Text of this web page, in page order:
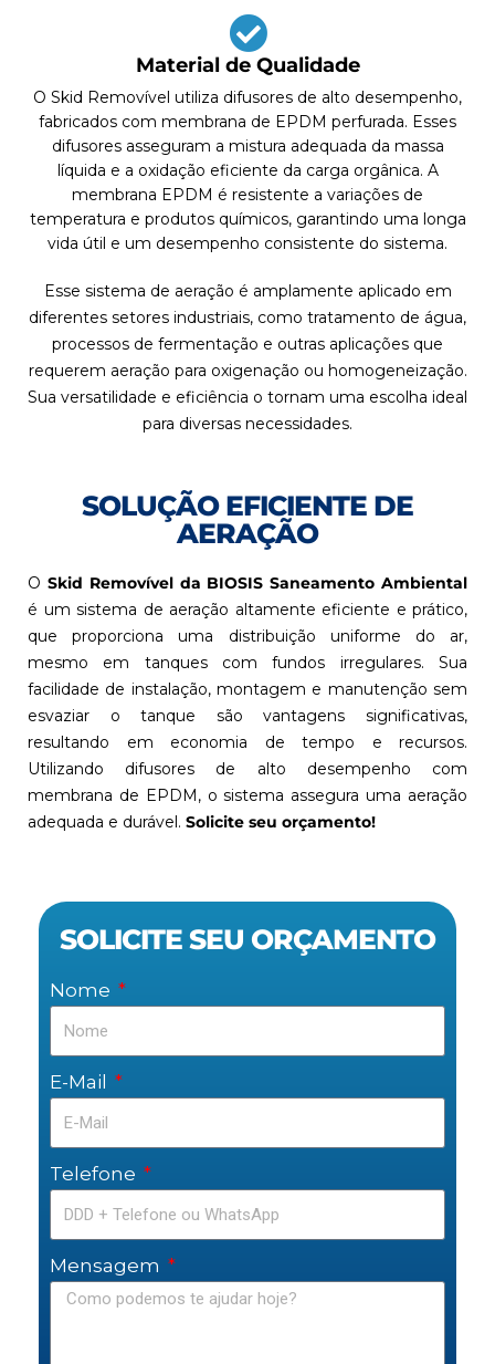
Material de Qualidade
O Skid Removível utiliza difusores de alto desempenho,
fabricados com membrana de EPDM perfurada. Esses
difusores asseguram a mistura adequada da massa
líquida e a oxidação eficiente da carga orgânica. A
membrana EPDM é resistente a variações de
temperatura e produtos químicos, garantindo uma longa
vida útil e um desempenho consistente do sistema.
Esse sistema de aeração é amplamente aplicado em
diferentes setores industriais, como tratamento de água,
processos de fermentação e outras aplicações que
requerem aeração para oxigenação ou homogeneização.
Sua versatilidade e eficiência o tornam uma escolha ideal
para diversas necessidades.
SOLUÇÃO EFICIENTE DE
AERAÇÃO
O Skid Removível da BIOSIS Saneamento Ambiental
é um sistema de aeração altamente eficiente e prático,
que proporciona uma distribuição uniforme do ar,
mesmo em tanques com fundos irregulares. Sua
facilidade de instalação, montagem e manutenção sem
esvaziar o tanque são vantagens significativas,
resultando em economia de tempo e recursos.
Utilizando difusores de alto desempenho com
membrana de EPDM, o sistema assegura uma aeração
adequada e durável. Solicite seu orçamento!
SOLICITE SEU ORÇAMENTO
Nome
E-Mail
Telefone
Mensagem